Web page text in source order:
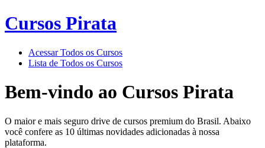
Cursos Pirata
Acessar Todos os Cursos
Lista de Todos os Cursos
Bem-vindo ao Cursos Pirata
O maior e mais seguro drive de cursos premium do Brasil. Abaixo
você confere as 10 últimas novidades adicionadas à nossa
plataforma.